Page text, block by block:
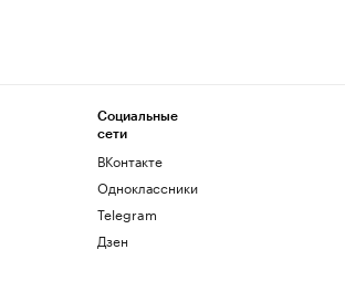
Социальные
сети
ВКонтакте
Одноклассники
Telegram
Дзен